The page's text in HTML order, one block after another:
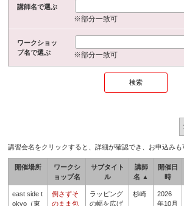
講師名で選ぶ
※部分一致可
ワークショッ
プ名で選ぶ
※部分一致可
講習会名をクリックすると、詳細が確認でき、お申込みも
開催場所
ワークシ
ョップ名
サブタイト
ル
講師
名 ▲
開催日
時
east side t
okyo（東
倒さずそ
のまま包
ラッピング
の幅を広げ
杉崎
2026
年10月